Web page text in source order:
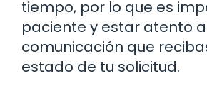
tiempo, por lo que es
paciente y estar atento
comunicación que
estado de tu solicitud.